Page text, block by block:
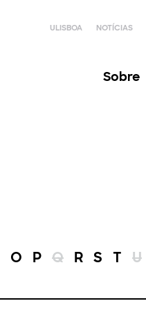
ULISBOA NOTÍCIAS
Sobre
O P Q R S T U